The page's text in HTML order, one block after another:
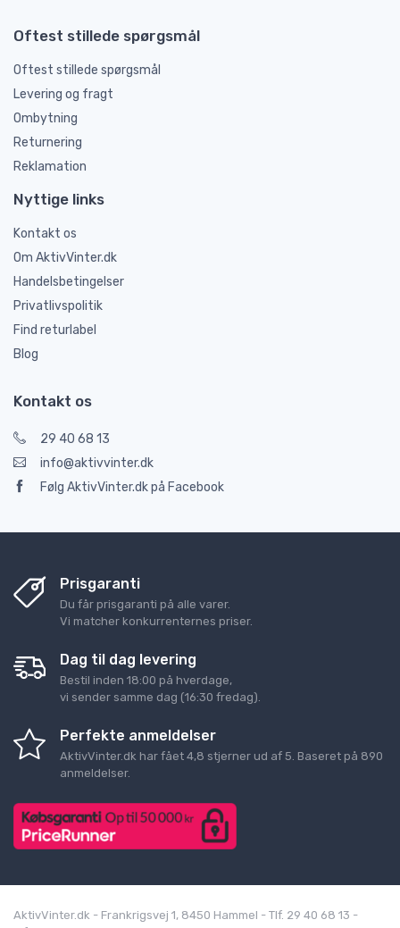
Oftest stillede spørgsmål
Oftest stillede spørgsmål
Levering og fragt
Ombytning
Returnering
Reklamation
Nyttige links
Kontakt os
Om AktivVinter.dk
Handelsbetingelser
Privatlivspolitik
Find returlabel
Blog
Kontakt os
29 40 68 13
info@aktivvinter.dk
Følg AktivVinter.dk på Facebook
Prisgaranti
Du får prisgaranti på alle varer.
Vi matcher konkurrenternes priser.
Dag til dag levering
Bestil inden 18:00 på hverdage,
vi sender samme dag (16:30 fredag).
Perfekte anmeldelser
AktivVinter.dk har fået 4,8 stjerner ud af 5 . Baseret på 890
anmeldelser.
AktivVinter.dk - Frankrigsvej 1, 8450 Hammel - Tlf. 29 40 68 13 -